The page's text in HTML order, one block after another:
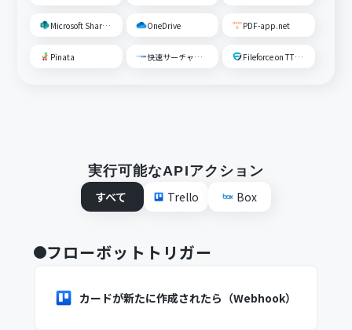
Microsoft SharePoint OneDrive PDF-app.net
Pinata 快速サーチャーGX Fileforce on TTS Cloud
実行可能なAPIアクション
すべて
Trello Box
フローボットトリガー
カードが新たに作成されたら（Webhook）